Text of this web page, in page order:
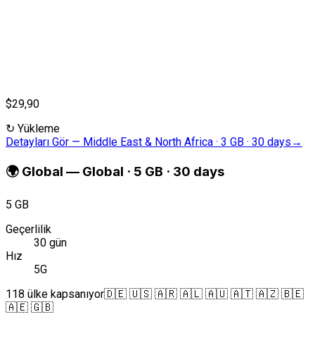
$29,90
↻ Yükleme
Detayları Gör — Middle East & North Africa · 3 GB · 30 days →
🌍 Global — Global · 5 GB · 30 days
5 GB
Geçerlilik
30 gün
Hız
5G
118 ülke kapsanıyor🇩🇪 🇺🇸 🇦🇷 🇦🇱 🇦🇺 🇦🇹 🇦🇿 🇧🇪
🇦🇪 🇬🇧